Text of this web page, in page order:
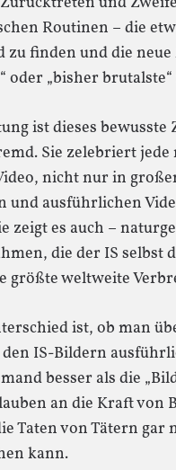
Routinen – die
zu finden und die
oder „bisher
ist dieses
Sie zelebriert jede
nicht nur in
und ausführlichen
zeigt es auch –
die der IS selbst
größte weltweite
ist, ob man
IS-Bildern
besser als die
an die Kraft von
Taten von Tätern
kann.